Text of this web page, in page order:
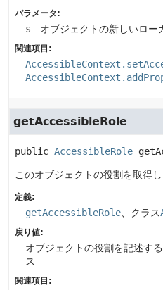
パラメータ:
s - オブジェクトの新しいロー
関連項目:
getAccessibleRole
public AccessibleRole
このオブジェクトの役割を取得し
定義:
getAccessibleRole 、クラス
戻り値:
オブジェクトの役割を記述す
ス
関連項目: